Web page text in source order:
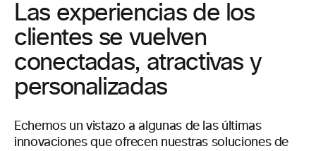
Las experiencias de los
clientes se vuelven
conectadas, atractivas y
personalizadas
Echemos un vistazo a algunas de las últimas
innovaciones que ofrecen nuestras soluciones de